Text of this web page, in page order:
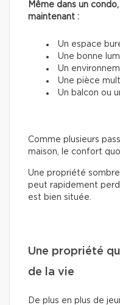
Même dans un
maintenant :
Un espace
Une bonne
Un
Une pièce
Un balcon ou
Comme plusieurs
maison, le confort
Une propriété
peut rapidement
est bien située.
Une propriété
de la vie
De plus en plus de